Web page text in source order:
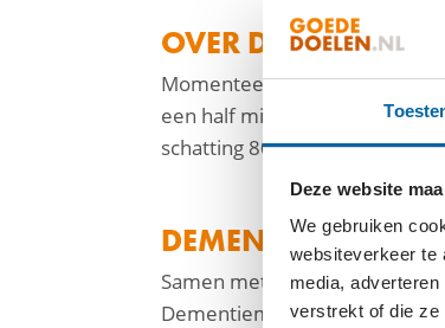
Deze website
We gebruiken
websiteverkeer te
media,
verstrekt of die ze
OVER DEMENTIE
Momenteel zijn er in
een half miljoen in 2040. De
schatting 800.000
Samen met het Nivel
Dementiemonitor. De